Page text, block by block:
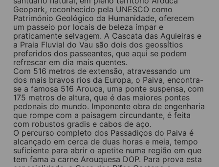
Geopark, reconhecido pela UNESCO como
Património Geológico da Humanidade, oferecem
um passeio por locais de beleza ímpar e
praticamente selvagem. A Cascata das Aguieiras e
a Praia Fluvial do Vau são dois dos geossítios
preferidos dos passeantes, que aqui se podem
refrescar em dia mais quentes.
Com 516 metros de extensão, atravessando um
dos mais bravos rios da Europa, o Paiva, encontra-
se a famosa 516 Arouca, uma ponte suspensa, com
175 metros de altura, que é das maiores pontes
pedonais do mundo. Imponente obra de engenharia
que rompe com a paisagem circundante, é feita
com robustos gradis e cabos de aço.
O percurso completo dos Passadiços do Paiva é
alcançado em cerca de duas horas e meia, tempo
suficiente para abrir o apetite numa região em que
tem fama a carne Arouquesa DOP. Para prova esta